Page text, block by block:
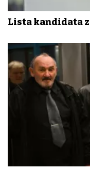
Lista kandidata